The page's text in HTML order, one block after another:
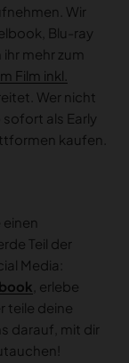
Wir
Blu-ray
mehr zum
Film inkl.
Wer nicht
als Early
kaufen.
Teil der
Media:
, erlebe
teile deine
darauf, mit dir